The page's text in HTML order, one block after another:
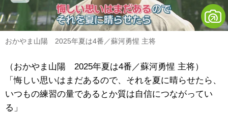
おかやま山陽 2025年夏は4番／蘇河勇惺 主将
（おかやま山陽 2025年夏は4番／蘇河勇惺 主将）
「悔しい思いはまだあるので、それを夏に晴らせたら、
いつもの練習の量であるとか質は自信につながってい
る」